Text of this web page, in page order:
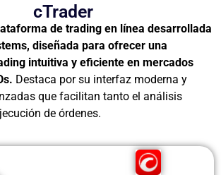
cTrader
de trading en línea desarrollada
diseñada para ofrecer una
intuitiva y eficiente en mercados
Destaca por su interfaz moderna y
que facilitan tanto el análisis
de órdenes.